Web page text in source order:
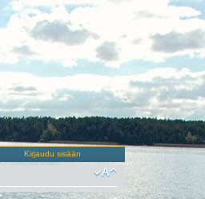
Kirjaudu sisään